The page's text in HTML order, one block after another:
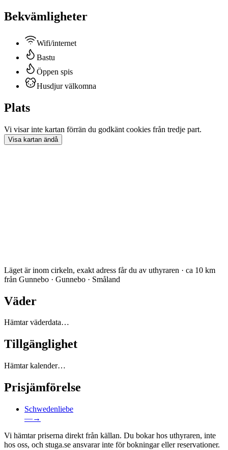
Bekvämligheter
Wifi/internet
Bastu
Öppen spis
Husdjur välkomna
Plats
Vi visar inte kartan förrän du godkänt cookies från tredje part.
Visa kartan ändå
Läget är inom cirkeln, exakt adress får du av uthyraren · ca 10 km
från Gunnebo · Gunnebo · Småland
Väder
Hämtar väderdata…
Tillgänglighet
Hämtar kalender…
Prisjämförelse
Schwedenliebe
—→
Vi hämtar priserna direkt från källan. Du bokar hos uthyraren, inte
hos oss, och stuga.se ansvarar inte för bokningar eller reservationer.